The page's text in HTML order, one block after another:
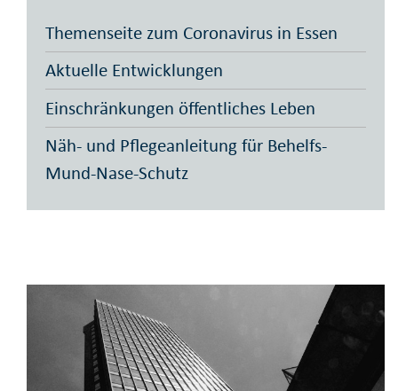
Themenseite zum Coronavirus in Essen
Aktuelle Entwicklungen
Einschränkungen öffentliches Leben
Näh- und Pflegeanleitung für Behelfs-
Mund-Nase-Schutz